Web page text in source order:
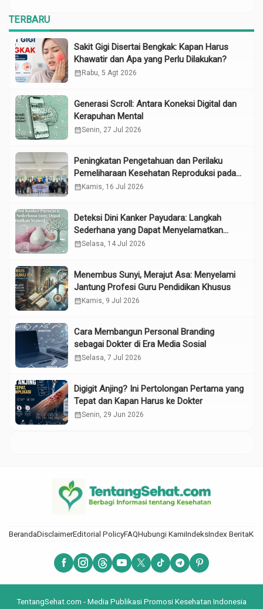
TERBARU
Sakit Gigi Disertai Bengkak: Kapan Harus
Khawatir dan Apa yang Perlu Dilakukan?
calendar_month Rabu, 5 Agt 2026
Generasi Scroll: Antara Koneksi Digital dan
Kerapuhan Mental
calendar_monthSenin, 27 Jul 2026
Peningkatan Pengetahuan dan Perilaku
Pemeliharaan Kesehatan Reproduksi pada
Lansia melalui Edukasi dan Konseling di
calendar_month Kamis, 16 Jul 2026
Deteksi Dini Kanker Payudara: Langkah
Sederhana yang Dapat Menyelamatkan
Nyawa
calendar_monthSelasa, 14 Jul 2026
Menembus Sunyi, Merajut Asa: Menyelami
Jantung Profesi Guru Pendidikan Khusus
calendar_month Kamis, 9 Jul 2026
Cara Membangun Personal Branding
sebagai Dokter di Era Media Sosial
calendar_monthSelasa, 7 Jul 2026
Digigit Anjing? Ini Pertolongan Pertama yang
Tepat dan Kapan Harus ke Dokter
calendar_monthSenin, 29 Jun 2026
BerandaDisclaimerEditorial PolicyFAQHubungi KamiIndeksIndex Berita
TentangSehat.com - Media Publikasi Promosi Kesehatan Indonesia